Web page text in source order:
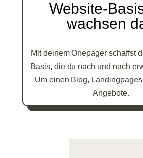
Website-
wachsen
Mit deinem Onepager schaffst
Basis, die du nach und nach
Um einen Blog,
Angebote.